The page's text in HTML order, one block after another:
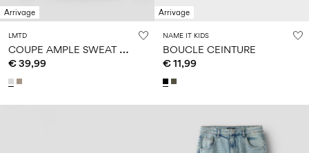
Arrivage
LMTD
C
OUPE AMPLE SWEAT À CAPUCHE
€ 39,99
Arrivage
NAME IT KIDS
BOUCLE CEINTURE
€ 11,99